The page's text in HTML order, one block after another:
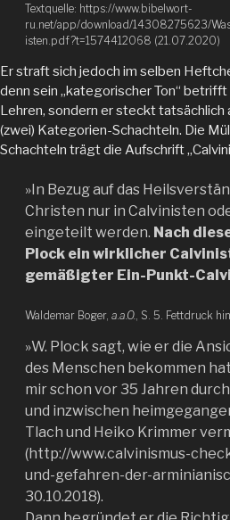
Textquelle: https://www.bibelwort-
ru.net/app/download/14308275623/
isten.pdf?t=1574412068 (21.07.2020)
Er straft sich jedoch im selben
denn sein „kategorischer Ton“
Lehren, sondern er steckt tatsächlich
(zwei) Kategorien-Schachteln. Die
Schachteln trägt die Aufschrift
»In Bezug auf das
Christen nur in Calvinisten
eingeteilt werden. Nach
Plock ein wirklicher
gemäßigter Ein-Punkt-
Waldemar Boger, a.a.O., S. 5. Fettdruck
»W. Plock sagt, wie er die
des Menschen bekommen
mir schon vor 35 Jahren
und inzwischen
Tlach und Heiko Krimmer
(http://www.calvinismus-
und-gefahren-der-
30.10.2018).